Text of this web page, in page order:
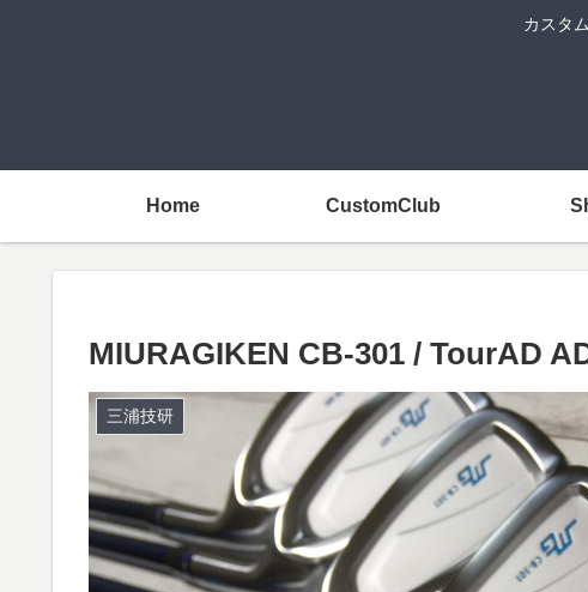
カスタ
Home CustomClub
MIURAGIKEN CB-301 / TourAD
三浦技研